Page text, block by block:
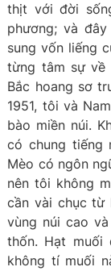
thịt với đời
phương; và
sung vốn liếng
từng tâm sự về
Bắc hoang sơ
1951, tôi và
bào miền núi.
có chung tiếng
Mèo có ngôn
nên tôi không
cần vài chục từ
vùng núi cao
thốn. Hạt
không tí muối